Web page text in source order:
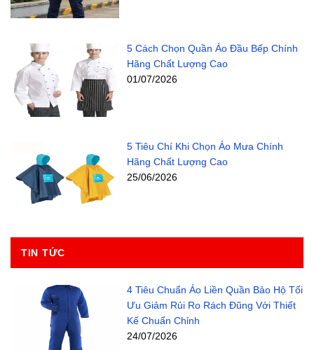
5 Cách Chọn Quần Áo Đầu Bếp Chính
Hãng Chất Lượng Cao
01/07/2026
5 Tiêu Chí Khi Chọn Áo Mưa Chính
Hãng Chất Lượng Cao
25/06/2026
TIN TỨC
4 Tiêu Chuẩn Áo Liền Quần Bảo Hộ Tối
Ưu Giảm Rủi Ro Rách Đũng Với Thiết
Kế Chuẩn Chỉnh
24/07/2026